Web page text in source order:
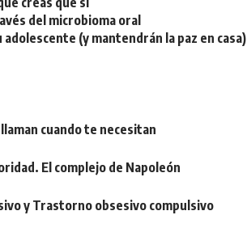
del microbioma oral
(y mantendrán la paz en casa)
cuando te necesitan
El complejo de Napoleón
y Trastorno obsesivo compulsivo